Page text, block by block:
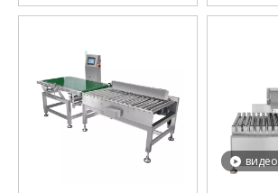
упаковки
видео